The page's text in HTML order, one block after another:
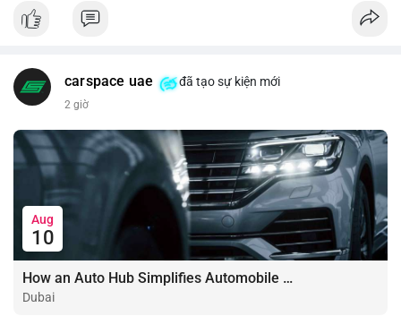
carspace uae đã tạo sự kiện mới
2 giờ
Aug
10
How an Auto Hub Simplifies Automobile Buying Services
Dubai